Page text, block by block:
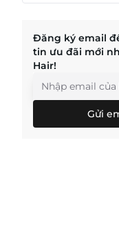
Đăng ký email
tin ưu đãi mới
Hair!
Gửi